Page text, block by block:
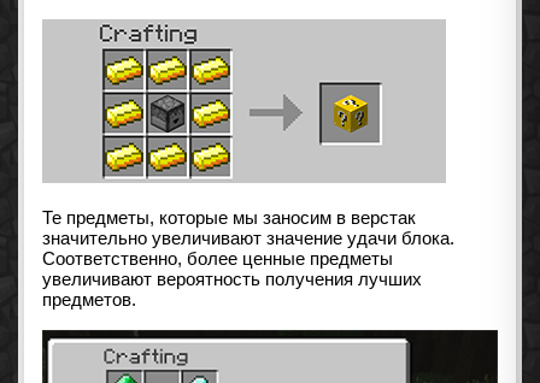
Те предметы, которые мы заносим в верстак
значительно увеличивают значение удачи блока.
Соответственно, более ценные предметы
увеличивают вероятность получения лучших
предметов.